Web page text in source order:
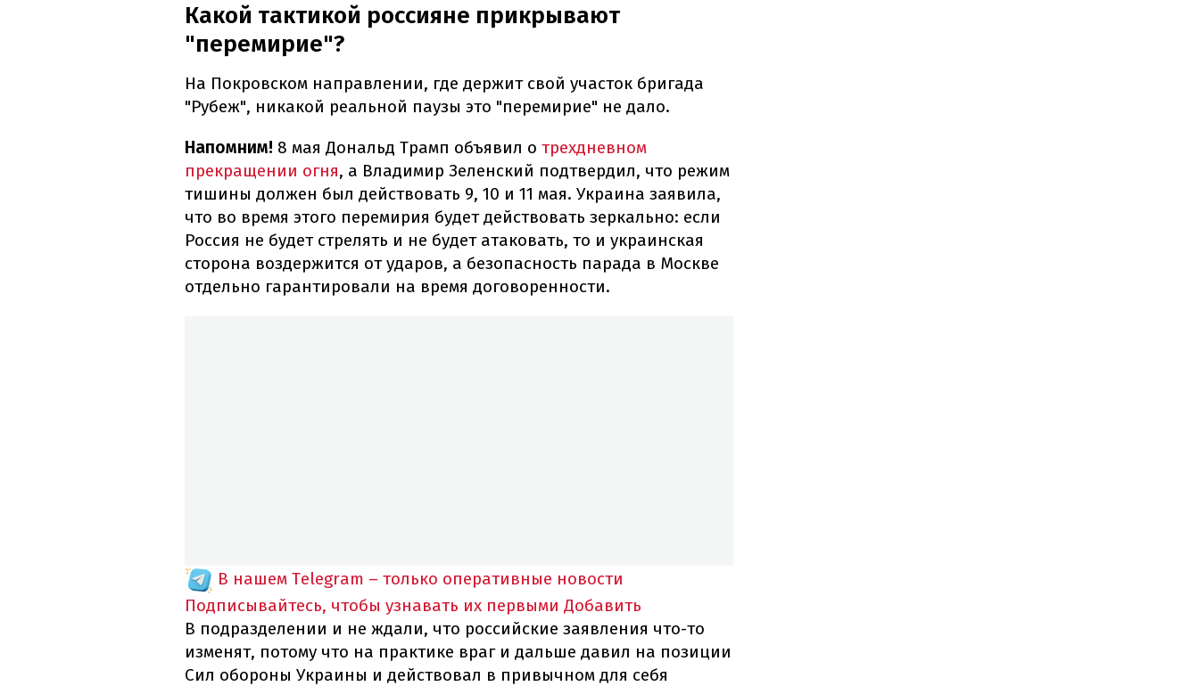
Какой тактикой россияне прикрывают
"перемирие"?
На Покровском направлении, где держит свой участок бригада
"Рубеж", никакой реальной паузы это "перемирие" не дало.
Напомним! 8 мая Дональд Трамп объявил о трехдневном
прекращении огня, а Владимир Зеленский подтвердил, что режим
тишины должен был действовать 9, 10 и 11 мая. Украина заявила,
что во время этого перемирия будет действовать зеркально: если
Россия не будет стрелять и не будет атаковать, то и украинская
сторона воздержится от ударов, а безопасность парада в Москве
отдельно гарантировали на время договоренности.
В нашем Telegram – только оперативные новости
Подписывайтесь, чтобы узнавать их первыми Добавить
В подразделении и не ждали, что российские заявления что-то
изменят, потому что на практике враг и дальше давил на позиции
Сил обороны Украины и действовал в привычном для себя